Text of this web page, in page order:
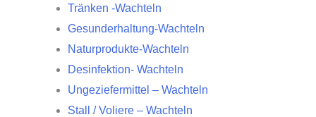
Tränken -Wachteln
Gesunderhaltung-Wachteln
Naturprodukte-Wachteln
Desinfektion- Wachteln
Ungeziefermittel – Wachteln
Stall / Voliere – Wachteln